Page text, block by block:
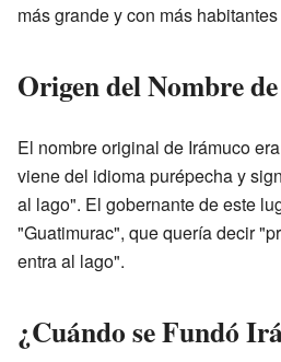
más grande y con más
Origen del Nombre
El nombre original de Irámuco era
viene del idioma purépecha y
al lago". El gobernante de este
"Guatimurac", que quería decir
entra al lago".
¿Cuándo se Fundó